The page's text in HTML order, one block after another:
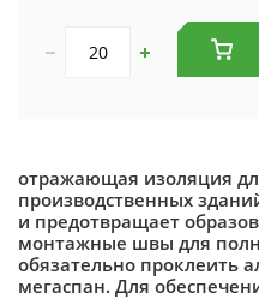
отражающая изоляция
производственных
и предотвращает
монтажные швы для
обязательно проклеить
мегаспан. Для